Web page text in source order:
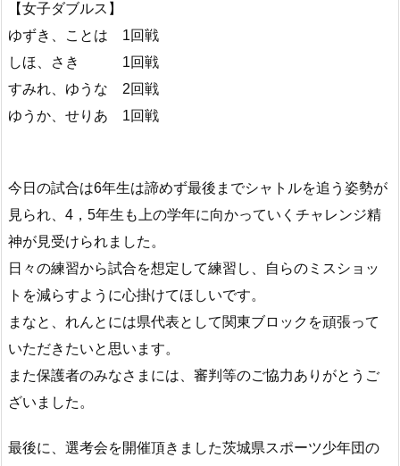
【女子ダブルス】
ゆずき、ことは 1回戦
しほ、さき 1回戦
すみれ、ゆうな 2回戦
ゆうか、せりあ 1回戦
今日の試合は6年生は諦めず最後までシャトルを追う姿勢が
見られ、4，5年生も上の学年に向かっていくチャレンジ精
神が見受けられました。
日々の練習から試合を想定して練習し、自らのミスショッ
トを減らすように心掛けてほしいです。
まなと、れんとには県代表として関東ブロックを頑張って
いただきたいと思います。
また保護者のみなさまには、審判等のご協力ありがとうご
ざいました。
最後に、選考会を開催頂きました茨城県スポーツ少年団の